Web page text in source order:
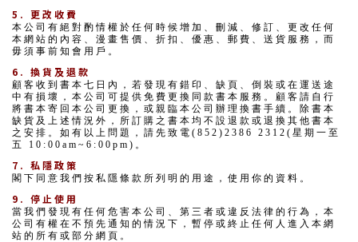
5. 更改收費
本公司有絕對酌情權於任何時候增加、刪減、修訂、更改任何
本網站的內容、漫畫售價、折扣、優惠、郵費、送貨服務，而
毋須事前知會用戶。
6. 換貨及退款
顧客收到書本七日內，若發現有錯印、缺頁、倒裝或在運送途
中有損壞，本公司可提供免費更換同款書本服務。顧客請自行
將書本寄回本公司更換，或親臨本公司辦理換書手續。除書本
缺貨及上述情況外，所訂購之書本均不設退款或退換其他書本
之安排。如有以上問題，請先致電(852)2386 2312(星期一至
五 10:00am~6:00pm)。
7. 私隱政策
閣下同意我們按私隱條款所列明的用途，使用你的資料。
9. 停止使用
當我們發現有任何危害本公司、第三者或違反法律的行為，本
公司有權在不預先通知的情況下，暫停或終止任何人進入本網
站的所有或部分網頁。